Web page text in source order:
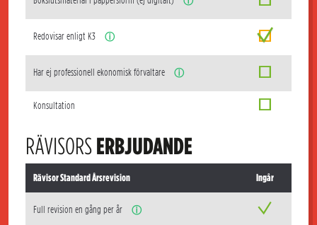
Redovisar enligt K3 ⓘ
Har ej professionell ekonomisk förvaltare ⓘ
Konsultation
RÄVISORSERBJUDANDE
Rävisor Standard Årsrevision Ingår
Full revision en gång per år ⓘ